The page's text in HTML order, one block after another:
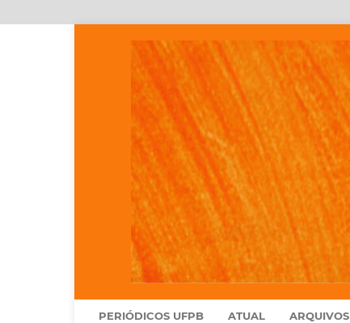
PERIÓDICOS UFPB ATUAL ARQUIVOS